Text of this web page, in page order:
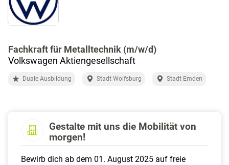
Fachkraft für Metalltechnik (m/w/d)
Volkswagen Aktiengesellschaft
Duale Ausbildung Stadt Wolfsburg Stadt Emden
Gestalte mit uns die Mobilität von
morgen!
Bewirb dich ab dem 01. August 2025 auf freie